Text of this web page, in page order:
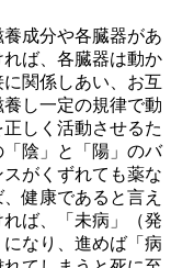
成分や各臓器があ
ば、各臓器は動か
関係しあい、お互
し一定の規律で動
しく活動させるた
陰」と「陽」のバ
がくずれても薬な
健康であると言え
ば、「未病」（発
なり、進めば「病